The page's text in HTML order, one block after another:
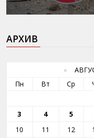
АРХИВ
«
Пн
Вт Ср
3
4 5
10
11 12